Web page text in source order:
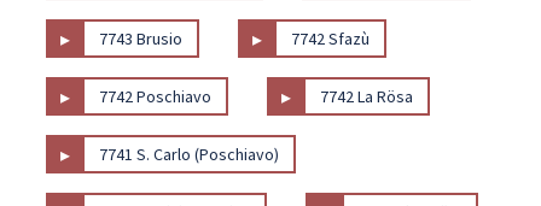
▸ 7743 Brusio ▸ 7742 Sfazù
▸ 7742 Poschiavo ▸ 7742 La Rösa
▸ 7741 S. Carlo (Poschiavo)